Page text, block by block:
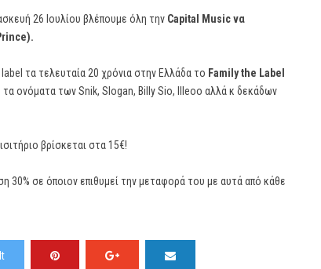
26 Ιουλίου βλέπουμε όλη την Capital Music να
τα τελευταία 20 χρόνια στην Ελλάδα το Family the Label
τα ονόματα των Snik, Slogan, Billy Sio, Illeoo αλλά κ δεκάδων
βρίσκεται στα 15€!
30% σε όποιον επιθυμεί την μεταφορά του με αυτά από κάθε